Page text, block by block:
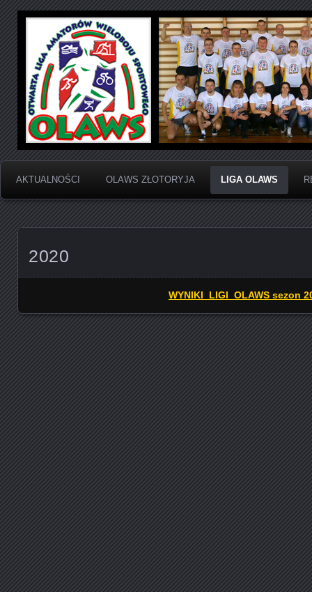
OLAWS | Otwarta
Sportowego
Otwarta Liga Amatorów Wieloboju Sportowego
AKTUALNOŚCI OLAWS ZŁOTORYJA LIGA OLAWS
2020
WYNIKI LIGI OLAWS sezon